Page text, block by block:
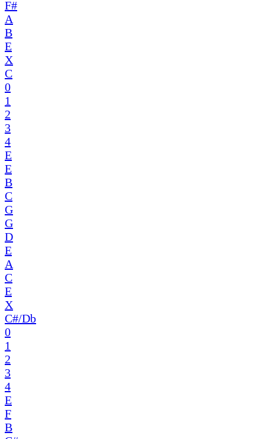
F#
A
B
E
X
C
0
1
2
3
4
E
E
B
C
G
G
D
E
A
C
E
X
C#/Db
0
1
2
3
4
E
F
B